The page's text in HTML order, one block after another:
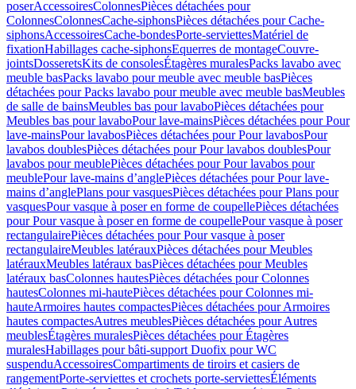
poserAccessoiresColonnesPièces détachées pour
ColonnesColonnesCache-siphonsPièces détachées pour Cache-
siphonsAccessoiresCache-bondesPorte-serviettesMatériel de
fixationHabillages cache-siphonsEquerres de montageCouvre-
jointsDosseretsKits de consolesÉtagères muralesPacks lavabo avec
meuble basPacks lavabo pour meuble avec meuble basPièces
détachées pour Packs lavabo pour meuble avec meuble basMeubles
de salle de bainsMeubles bas pour lavaboPièces détachées pour
Meubles bas pour lavaboPour lave-mainsPièces détachées pour Pour
lave-mainsPour lavabosPièces détachées pour Pour lavabosPour
lavabos doublesPièces détachées pour Pour lavabos doublesPour
lavabos pour meublePièces détachées pour Pour lavabos pour
meublePour lave-mains d’anglePièces détachées pour Pour lave-
mains d’anglePlans pour vasquesPièces détachées pour Plans pour
vasquesPour vasque à poser en forme de coupellePièces détachées
pour Pour vasque à poser en forme de coupellePour vasque à poser
rectangulairePièces détachées pour Pour vasque à poser
rectangulaireMeubles latérauxPièces détachées pour Meubles
latérauxMeubles latéraux basPièces détachées pour Meubles
latéraux basColonnes hautesPièces détachées pour Colonnes
hautesColonnes mi-hautePièces détachées pour Colonnes mi-
hauteArmoires hautes compactesPièces détachées pour Armoires
hautes compactesAutres meublesPièces détachées pour Autres
meublesÉtagères muralesPièces détachées pour Étagères
muralesHabillages pour bâti-support Duofix pour WC
suspenduAccessoiresCompartiments de tiroirs et casiers de
rangementPorte-serviettes et crochets porte-serviettesÉléments